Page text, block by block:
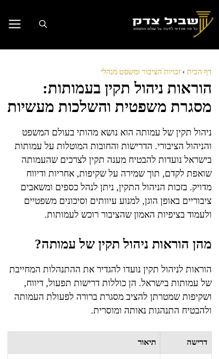
לתוכן
דף הבית › זכויות הציבור ומשפט מנהלי
הוראות ניהול תקין בעמותות:
מסגרת משפטית והשלכות מעשיות
ניהול תקין של עמותה הוא נושא מהותי בעולם המשפט
והניהול הציבורי. הדרישות והחובות המוטלות על עמותות
בישראל נועדות להבטיח מענה תקין לצרכים שהעמותה
שואפת לקדם, תוך שמירה על שקיפות, אחריות ודיווח
מדויק. בזכות הניהול התקין, ניתן לנהל כספים ומשאבים
ציבוריים באופן הוגן, למנוע עיוותים וסיכונים משפטיים
ולעמוד בציפיות האמון שהציבור רוכש לעמותות.
מהן הוראות ניהול תקין של עמותה?
הוראות לניהול תקין נועדו להגדיר את ההתנהלות המחייבת
של עמותות בישראל. הן כוללות דרישות תפעול, דיווח,
ושקיפות שמטרתן להציב מסגרת ברורה לפעולת העמותה
ולהבטיח התנהגות נאותה ומוסרית.
דרישה תיאור